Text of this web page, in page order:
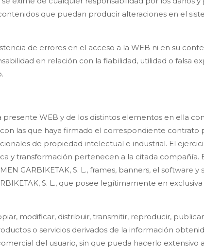
que puedan producir alteraciones en el
de errores en el acceso a la WEB ni en su
en relación con la fiabilidad, utilidad o falsa
WEB y de los distintos elementos en ella
con las que haya firmado el correspondiente
de propiedad intelectual e industrial. El
y transformación pertenecen a la citada compañía.
GARBIKETAK, S. L., frames, banners, el software
S. L., que posee legítimamente en
modificar, distribuir, transmitir, reproducir,
o servicios derivados de la información
del usuario, sin que pueda hacerlo extensivo